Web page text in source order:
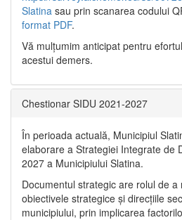
Slatina sau prin scanarea codului
format PDF.
Vă mulţumim anticipat pentru
acestui demers.
Chestionar SIDU 2021-2027
În perioada actuală, Municipiul
elaborare a Strategiei Integrate de
2027 a Municipiului Slatina.
Documentul strategic are rolul de a
obiectivele strategice și direcțiile
municipiului, prin implicarea